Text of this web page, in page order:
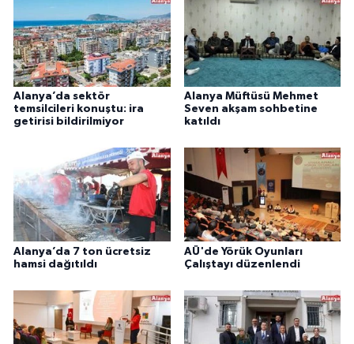
Alanya’da sektör
temsilcileri konuştu: ira
getirisi bildirilmiyor
Alanya Müftüsü Mehmet
Seven akşam sohbetine
katıldı
Alanya’da 7 ton ücretsiz
hamsi dağıtıldı
AÜ'de Yörük Oyunları
Çalıştayı düzenlendi